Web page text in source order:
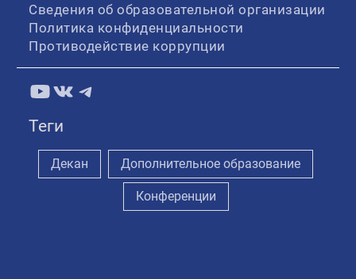
Сведения об образовательной организации
Политика конфиденциальности
Противодействие коррупции
YouTube
ВКонтакте
Telegram
Теги
Декан Дополнительное образование
Конференции